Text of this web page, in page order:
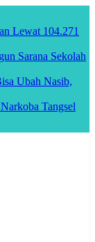
Lewat 104.271
Sarana Sekolah
Ubah Nasib,
Tangsel